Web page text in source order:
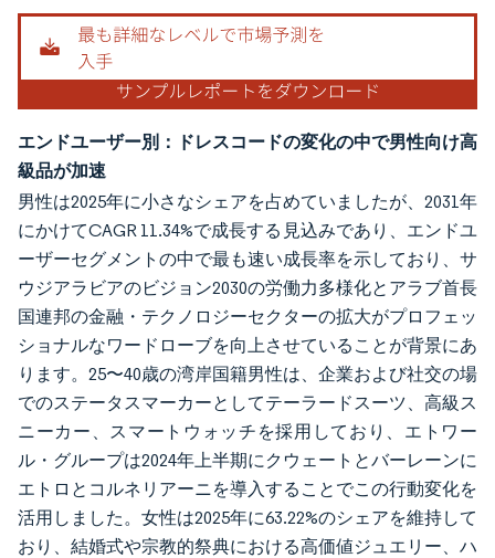
エンドユーザー別：ドレスコードの変化の中で男性向け高
級品が加速
男性は2025年に小さなシェアを占めていましたが、2031年
にかけてCAGR 11.34%で成長する見込みであり、エンドユ
ーザーセグメントの中で最も速い成長率を示しており、サ
ウジアラビアのビジョン2030の労働力多様化とアラブ首長
国連邦の金融・テクノロジーセクターの拡大がプロフェッ
ショナルなワードローブを向上させていることが背景にあ
ります。25〜40歳の湾岸国籍男性は、企業および社交の場
でのステータスマーカーとしてテーラードスーツ、高級ス
ニーカー、スマートウォッチを採用しており、エトワー
ル・グループは2024年上半期にクウェートとバーレーンに
エトロとコルネリアーニを導入することでこの行動変化を
活用しました。女性は2025年に63.22%のシェアを維持して
おり、結婚式や宗教的祭典における高価値ジュエリー、ハ